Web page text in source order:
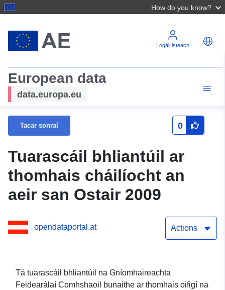
How do you know?
Logáil isteach
European data
data.europa.eu
Tacar sonraí 0
Tuarascáil bhliantúil ar
thomhais cháilíocht an
aeir san Ostair 2009
opendataportal.at Actions
Tá tuarascáil bhliantúil na Gníomhaireachta
Feidearálaí Comhshaoil bunaithe ar thomhais oifigí na